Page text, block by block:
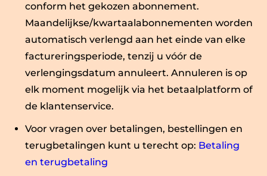
conform het gekozen abonnement.
Maandelijkse/kwartaalabonnementen worden
automatisch verlengd aan het einde van elke
factureringsperiode, tenzij u vóór de
verlengingsdatum annuleert. Annuleren is op
elk moment mogelijk via het betaalplatform of
de klantenservice.
Voor vragen over betalingen, bestellingen en
terugbetalingen kunt u terecht op: Betaling
en terugbetaling